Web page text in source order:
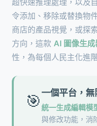
令添加、移除或替換物
商店的產品視覺，或探
方向，這款 AI 圖像生成
性，為每個人民主化進
🎯一個平台，無
統一生成編輯模
與修改功能，消